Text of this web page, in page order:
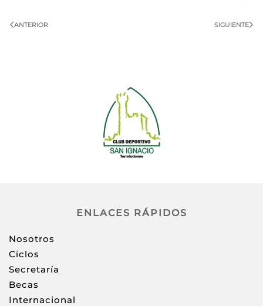
ANTERIOR SIGUIENTE
ENLACES RÁPIDOS
Nosotros
Ciclos
Secretaría
Becas
Internacional